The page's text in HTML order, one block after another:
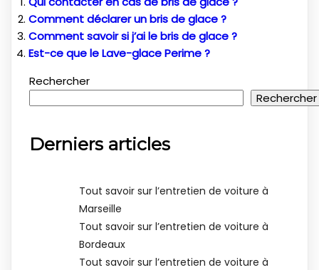
Comment déclarer un bris de glace ?
Comment savoir si j’ai le bris de glace ?
Est-ce que le Lave-glace Perime ?
Rechercher
Rechercher
Derniers articles
Tout savoir sur l’entretien de voiture à
Marseille
Tout savoir sur l’entretien de voiture à
Bordeaux
Tout savoir sur l’entretien de voiture à